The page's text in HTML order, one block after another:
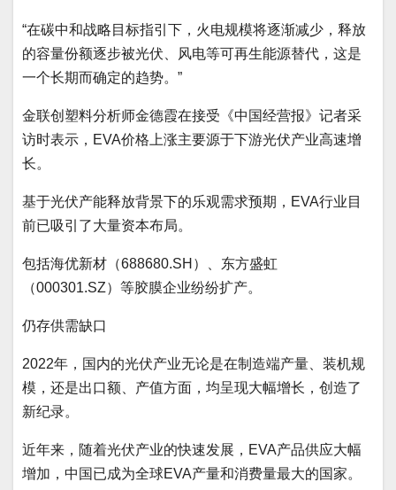
“在碳中和战略目标指引下，火电规模将逐渐减少，释放
的容量份额逐步被光伏、风电等可再生能源替代，这是
一个长期而确定的趋势。”
金联创塑料分析师金德霞在接受《中国经营报》记者采
访时表示，EVA价格上涨主要源于下游光伏产业高速增
长。
基于光伏产能释放背景下的乐观需求预期，EVA行业目
前已吸引了大量资本布局。
包括海优新材（688680.SH）、东方盛虹
（000301.SZ）等胶膜企业纷纷扩产。
仍存供需缺口
2022年，国内的光伏产业无论是在制造端产量、装机规
模，还是出口额、产值方面，均呈现大幅增长，创造了
新纪录。
近年来，随着光伏产业的快速发展，EVA产品供应大幅
增加，中国已成为全球EVA产量和消费量最大的国家。